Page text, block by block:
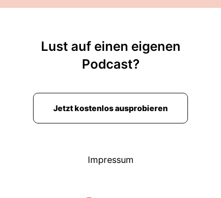
Lust auf einen eigenen
Podcast?
Jetzt kostenlos ausprobieren
Impressum